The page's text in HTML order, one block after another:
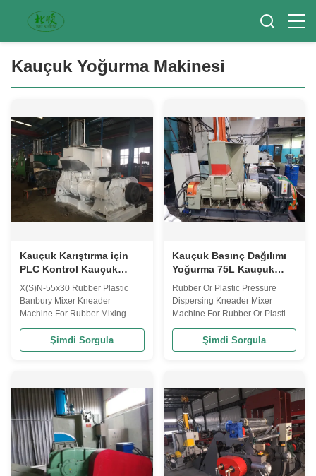
Kauçuk Yoğurma Makinesi
Kauçuk Karıştırma için
PLC Kontrol Kauçuk
Yoğurma Makinesi Plastik
Banbury Mikser
X(S)N-55x30 Rubber Plastic
Banbury Mixer Kneader
Machine For Rubber Mixing
kneader machine is suitable for
the plastication of rubber and
plastics. It is especially suitable
for middle and small sized
rubber and ...
Şimdi Sorgula
Kauçuk Basınç Dağılımı
Yoğurma 75L Kauçuk
Karıştırma Makinesi
Rubber Or Plastic Pressure
Dispersing Kneader Mixer
Machine For Rubber Or Plastic
internal mixer is working, the
two rotors rotate relative to each
roll gap and squeezed and
sheared by the rotor. After ...
Şimdi Sorgula